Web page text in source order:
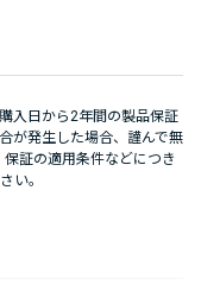
入日から2年間の製品保証
が発生した場合、謹んで無
証の適用条件などにつき
い。